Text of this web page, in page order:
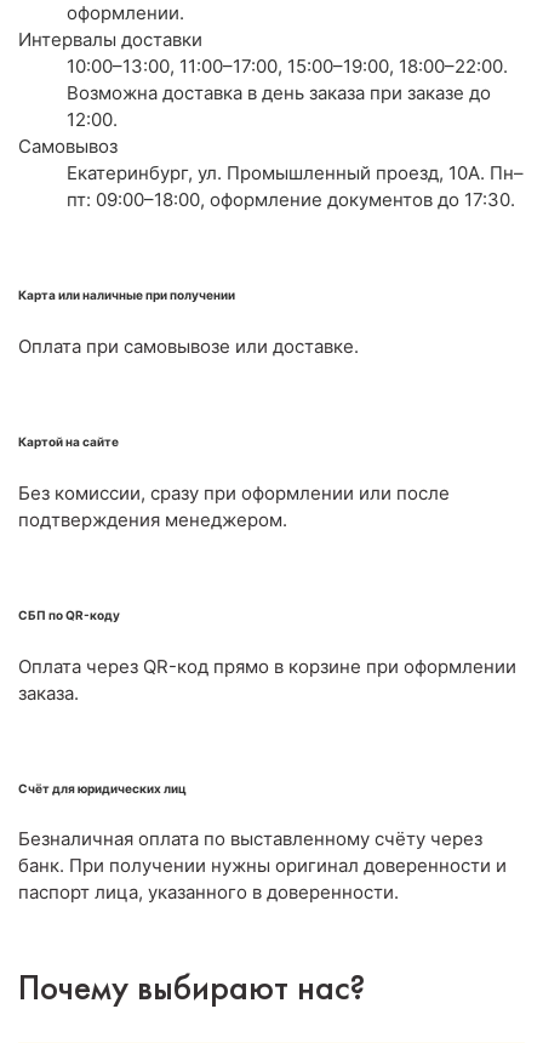
оформлении.
Интервалы доставки
10:00–13:00, 11:00–17:00, 15:00–19:00, 18:00–22:00.
Возможна доставка в день заказа при заказе до
12:00.
Самовывоз
Екатеринбург, ул. Промышленный проезд, 10А. Пн–
пт: 09:00–18:00, оформление документов до 17:30.
Карта или наличные при получении
Оплата при самовывозе или доставке.
Картой на сайте
Без комиссии, сразу при оформлении или после
подтверждения менеджером.
СБП по QR-коду
Оплата через QR-код прямо в корзине при оформлении
заказа.
Счёт для юридических лиц
Безналичная оплата по выставленному счёту через
банк. При получении нужны оригинал доверенности и
паспорт лица, указанного в доверенности.
Почему выбирают нас?